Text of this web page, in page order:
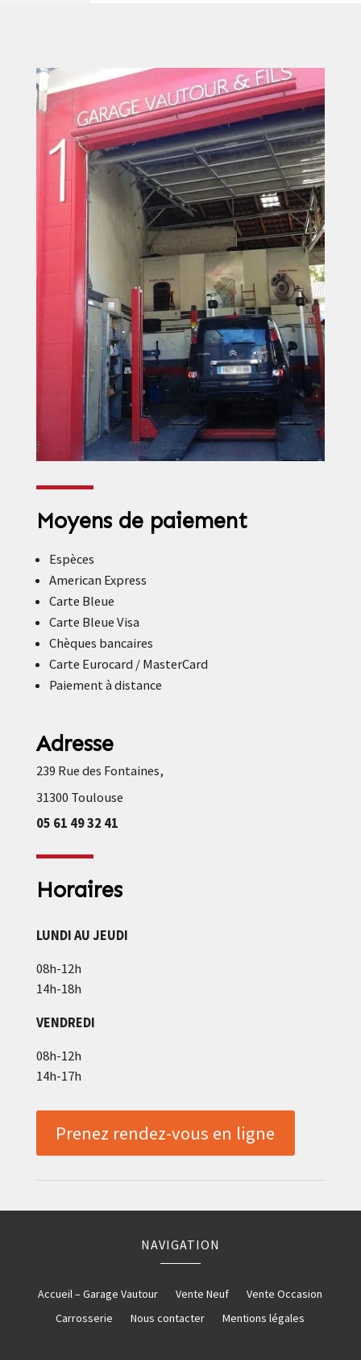
Moyens de paiement
Espèces
American Express
Carte Bleue
Carte Bleue Visa
Chèques bancaires
Carte Eurocard / MasterCard
Paiement à distance
Adresse
239 Rue des Fontaines,
31300 Toulouse
05 61 49 32 41
Horaires
LUNDI AU JEUDI
08h-12h
14h-18h
VENDREDI
08h-12h
14h-17h
Prenez rendez-vous en ligne
NAVIGATION
Accueil – Garage Vautour Vente Neuf
Vente Occasion
Carrosserie
Nous contacter Mentions légales